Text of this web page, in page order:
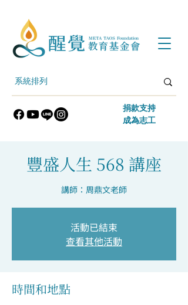
​捐款支持
​成為志工
豐盛人生 568 講座
講師：周鼎文老師
活動已結束
查看其他活動
時間和地點